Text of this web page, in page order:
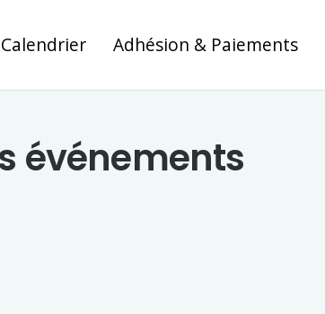
Calendrier Adhésion & Paiements
événements